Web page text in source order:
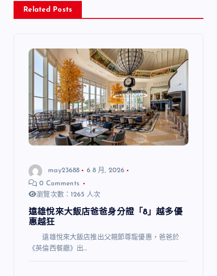
Related Posts
may23688
6 8 月, 2026
0 Comments
瀏覽次數：1265 人次
遠雄悅來大飯店爸爸身分證「8」越多優
惠越狂
遠雄悅來大飯店推出父親節尊寵優惠，爸爸於
《英倫西餐廳》出…